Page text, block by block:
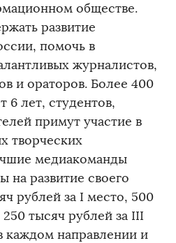
обществе.
развитие
помочь в
журналистов,
и ораторов. Более 400
6 лет, студентов,
примут участие в
творческих
медиакоманды
на развитие своего
рублей за I место, 500
тысяч рублей за III
каждом направлении и